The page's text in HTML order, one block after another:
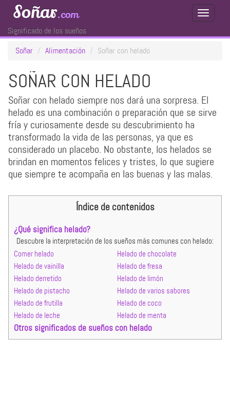
Toggle
Soñar.com
Significado de los sueños
Soñar
Alimentación Soñar con helado
SOÑAR CON HELADO
Soñar con helado siempre nos dará una sorpresa. El
helado es una combinación o preparación que se sirve
fría y curiosamente desde su descubrimiento ha
transformado la vida de las personas, ya que es
considerado un placebo. No obstante, los helados se
brindan en momentos felices y tristes, lo que sugiere
que siempre te acompaña en las buenas y las malas.
Índice de contenidos
¿Qué significa helado?
Descubre la interpretación de los sueños más comunes con helado:
Comer helado
Helado de chocolate
Helado de vainilla
Helado de fresa
Helado derretido
Helado de limón
Helado de pistacho
Helado de varios sabores
Helado de frutilla
Helado de coco
Helado de leche
Helado de menta
Otros significados de sueños con helado